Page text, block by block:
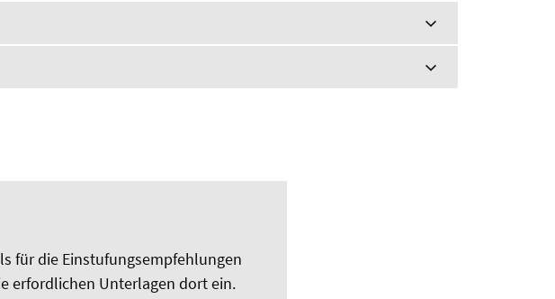
für die Einstufungsempfehlungen
erfordlichen Unterlagen dort ein.